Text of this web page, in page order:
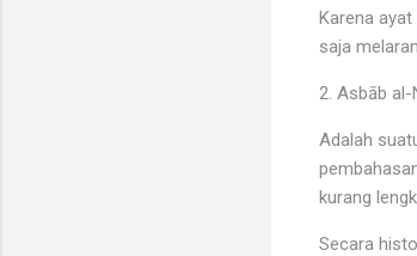
Karena
saja
2. Asbāb
Adalah
kurang
Secara